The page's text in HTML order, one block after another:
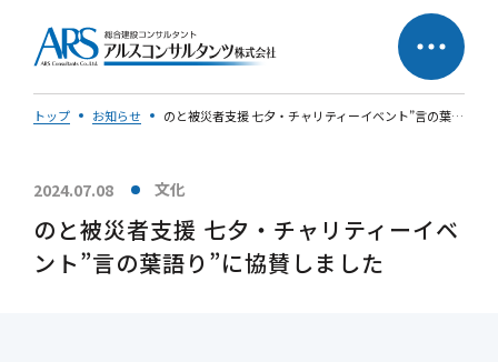
取り組み
社長メッセージ
トップ お知らせ のと被災者支援 七夕・チャリティーイベント”言の葉語り”に協賛しました
2024.07.08 文化
のと被災者支援 七夕・チャリティーイベ
ント”言の葉語り”に協賛しました